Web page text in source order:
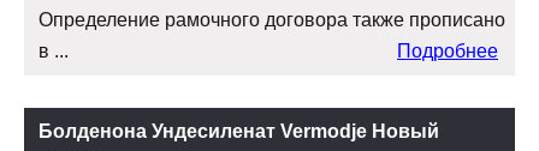
Определение рамочного договора также прописано
в ...
Подробнее
Болденона Ундесиленат Vermodje Новый